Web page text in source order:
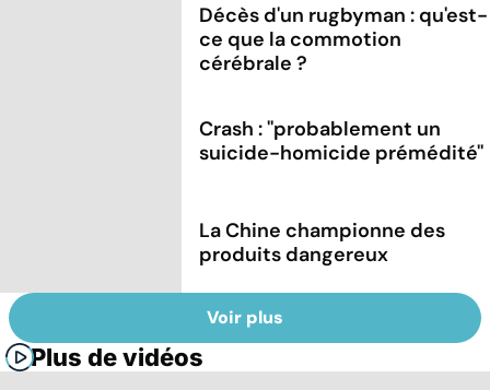
Décès d'un rugbyman : qu'est-
ce que la commotion
cérébrale ?
Crash : ''probablement un
suicide-homicide prémédité''
La Chine championne des
produits dangereux
Voir plus
Plus de vidéos